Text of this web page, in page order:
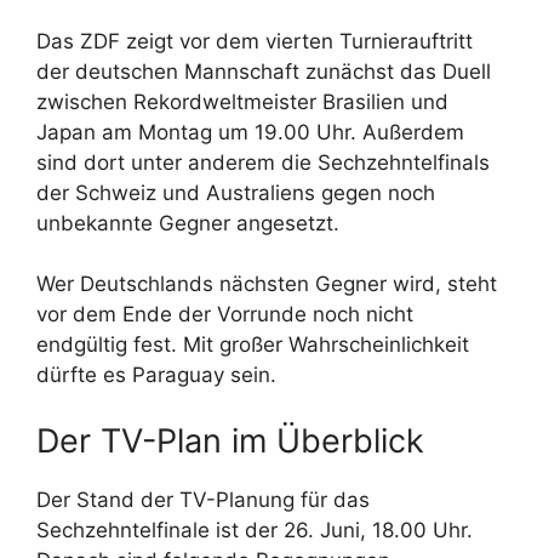
Das ZDF zeigt vor dem vierten Turnierauftritt
der deutschen Mannschaft zunächst das Duell
zwischen Rekordweltmeister Brasilien und
Japan am Montag um 19.00 Uhr. Außerdem
sind dort unter anderem die Sechzehntelfinals
der Schweiz und Australiens gegen noch
unbekannte Gegner angesetzt.
Wer Deutschlands nächsten Gegner wird, steht
vor dem Ende der Vorrunde noch nicht
endgültig fest. Mit großer Wahrscheinlichkeit
dürfte es Paraguay sein.
Der TV-Plan im Überblick
Der Stand der TV-Planung für das
Sechzehntelfinale ist der 26. Juni, 18.00 Uhr.